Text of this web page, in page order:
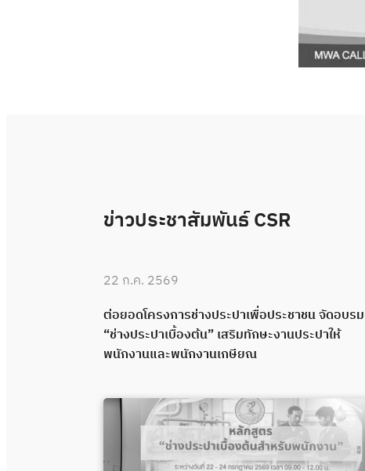
ข่าวประชาสัมพันธ์ CSR
22 ก.ค. 2569
ต่อยอดโครงการช่างประปาเพื่อประชาชน จัดอบรม
“ช่างประปาเบื้องต้น” เสริมทักษะงานประปาให้
พนักงานและพนักงานเกษียณ